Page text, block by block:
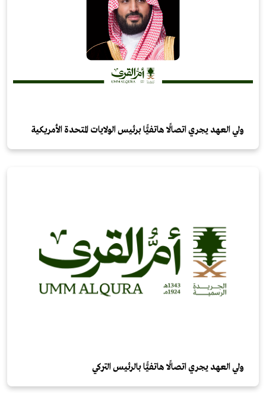
ولي العهد يجري اتصالًا هاتفيًّا برئيس الولايات المتحدة الأمريكية
ولي العهد يجري اتصالًا هاتفيًّا بالرئيس التركي